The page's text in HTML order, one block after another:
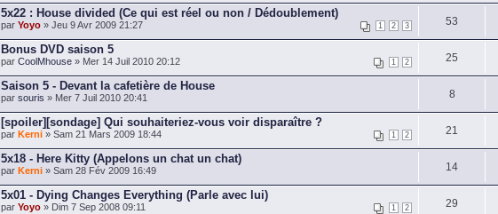
5x22 : House divided (Ce qui est réel ou non / Dédoublement)
1 2 3
par Yoyo » Jeu 9 Avr 2009 21:27 53
Bonus DVD saison 5
1 2
par CoolMhouse » Mer 14 Juil 2010 20:12 25
Saison 5 - Devant la cafetière de House
par souris » Mer 7 Juil 2010 20:41 8
[spoiler][sondage] Qui souhaiteriez-vous voir disparaître ?
1 2
par Kerni » Sam 21 Mars 2009 18:44 21
5x18 - Here Kitty (Appelons un chat un chat)
par Kerni » Sam 28 Fév 2009 16:49 14
5x01 - Dying Changes Everything (Parle avec lui)
1 2
par Yoyo » Dim 7 Sep 2008 09:11 29